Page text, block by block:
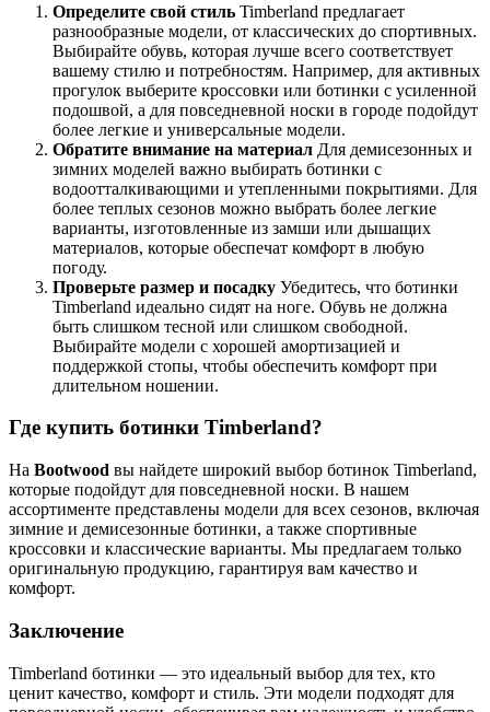
Определите свой стиль Timberland предлагает
разнообразные модели, от классических до спортивных.
Выбирайте обувь, которая лучше всего соответствует
вашему стилю и потребностям. Например, для активных
прогулок выберите кроссовки или ботинки с усиленной
подошвой, а для повседневной носки в городе подойдут
более легкие и универсальные модели.
Обратите внимание на материал Для демисезонных и
зимних моделей важно выбирать ботинки с
водоотталкивающими и утепленными покрытиями. Для
более теплых сезонов можно выбрать более легкие
варианты, изготовленные из замши или дышащих
материалов, которые обеспечат комфорт в любую
погоду.
Проверьте размер и посадку Убедитесь, что ботинки
Timberland идеально сидят на ноге. Обувь не должна
быть слишком тесной или слишком свободной.
Выбирайте модели с хорошей амортизацией и
поддержкой стопы, чтобы обеспечить комфорт при
длительном ношении.
Где купить ботинки Timberland?
На Bootwood вы найдете широкий выбор ботинок Timberland,
которые подойдут для повседневной носки. В нашем
ассортименте представлены модели для всех сезонов, включая
зимние и демисезонные ботинки, а также спортивные
кроссовки и классические варианты. Мы предлагаем только
оригинальную продукцию, гарантируя вам качество и
комфорт.
Заключение
Timberland ботинки — это идеальный выбор для тех, кто
ценит качество, комфорт и стиль. Эти модели подходят для